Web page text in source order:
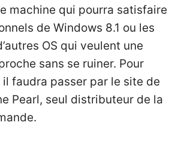
machine qui pourra satisfaire
de Windows 8.1 ou les
OS qui veulent une
sans se ruiner. Pour
faudra passer par le site de
Pearl, seul distributeur de la